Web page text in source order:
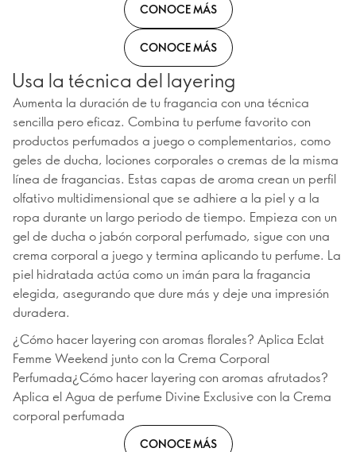
CONOCE MÁS
CONOCE MÁS
Usa la técnica del layering
Aumenta la duración de tu fragancia con una técnica
sencilla pero eficaz. Combina tu perfume favorito con
productos perfumados a juego o complementarios, como
geles de ducha, lociones corporales o cremas de la misma
línea de fragancias. Estas capas de aroma crean un perfil
olfativo multidimensional que se adhiere a la piel y a la
ropa durante un largo periodo de tiempo. Empieza con un
gel de ducha o jabón corporal perfumado, sigue con una
crema corporal a juego y termina aplicando tu perfume. La
piel hidratada actúa como un imán para la fragancia
elegida, asegurando que dure más y deje una impresión
duradera.
¿Cómo hacer layering con aromas florales? Aplica Eclat
Femme Weekend junto con la Crema Corporal
Perfumada¿Cómo hacer layering con aromas afrutados?
Aplica el Agua de perfume Divine Exclusive con la Crema
corporal perfumada
CONOCE MÁS